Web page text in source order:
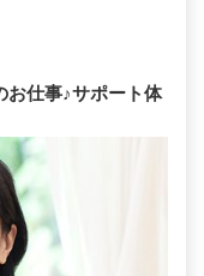
お仕事♪サポート体